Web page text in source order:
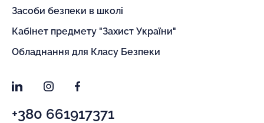
Засоби безпеки в школі
Кабінет предмету "Захист України"
Обладнання для Класу Безпеки
LinkedInInstagramFacebook
+380 661917371